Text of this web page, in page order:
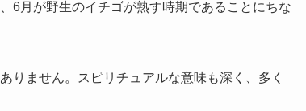
6月が野生のイチゴが熟す時期であることにちな
りません。スピリチュアルな意味も深く、多く